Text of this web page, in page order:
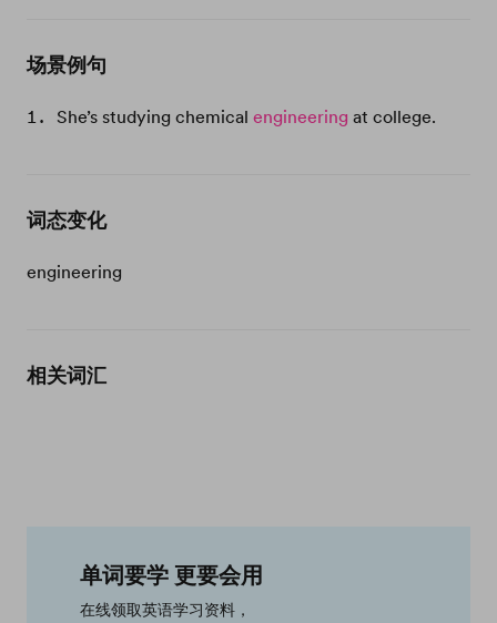
场景例句
She’s studying chemical engineering at college.
词态变化
engineering
相关词汇
单词要学 更要会用
在线领取英语学习资料，